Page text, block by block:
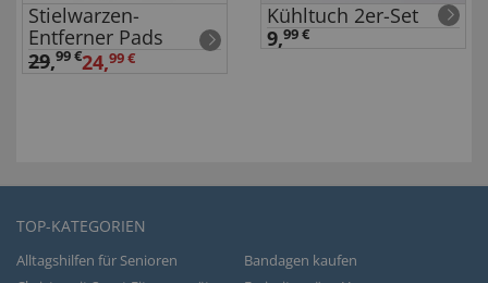
Stielwarzen-
Entferner Pads
29,99 €24,99 €
Kühltuch 2er-Set
9,99 €
TOP-KATEGORIEN
Alltagshilfen für Senioren
Bandagen kaufen